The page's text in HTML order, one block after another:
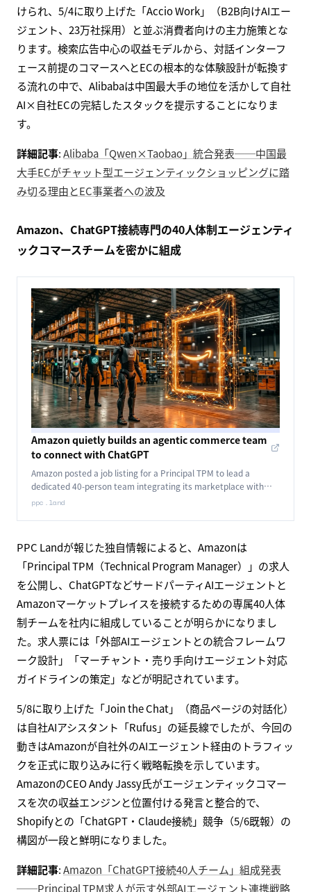
けられ、5/4に取り上げた「Accio Work」（B2B向けAIエー
ジェント、23万社採用）と並ぶ消費者向けの主力施策とな
ります。検索広告中心の収益モデルから、対話インターフ
ェース前提のコマースへとECの根本的な体験設計が転換す
る流れの中で、Alibabaは中国最大手の地位を活かして自社
AI×自社ECの完結したスタックを提示することになりま
す。
詳細記事:Alibaba「Qwen×Taobao」統合発表──中国最
大手ECがチャット型エージェンティックショッピングに踏
み切る理由とEC事業者への波及
Amazon、ChatGPT接続専門の40人体制エージェンティ
ックコマースチームを密かに組成
Amazon quietly builds an agentic commerce team
to connect with ChatGPT
Amazon posted a job listing for a Principal TPM to lead a
dedicated 40-person team integrating its marketplace with
third-party AI agents including ChatGPT.
ppc.land
PPC Landが報じた独自情報によると、Amazonは
「Principal TPM（Technical Program Manager）」の求人
を公開し、ChatGPTなどサードパーティAIエージェントと
Amazonマーケットプレイスを接続するための専属40人体
制チームを社内に組成していることが明らかになりまし
た。求人票には「外部AIエージェントとの統合フレームワ
ーク設計」「マーチャント・売り手向けエージェント対応
ガイドラインの策定」などが明記されています。
5/8に取り上げた「Join the Chat」（商品ページの対話化）
は自社AIアシスタント「Rufus」の延長線でしたが、今回の
動きはAmazonが自社外のAIエージェント経由のトラフィッ
クを正式に取り込みに行く戦略転換を示しています。
AmazonのCEO Andy Jassy氏がエージェンティックコマー
スを次の収益エンジンと位置付ける発言と整合的で、
Shopifyとの「ChatGPT・Claude接続」競争（5/6既報）の
構図が一段と鮮明になりました。
詳細記事:Amazon「ChatGPT接続40人チーム」組成発表
──Principal TPM求人が示す外部AIエージェント連携戦略